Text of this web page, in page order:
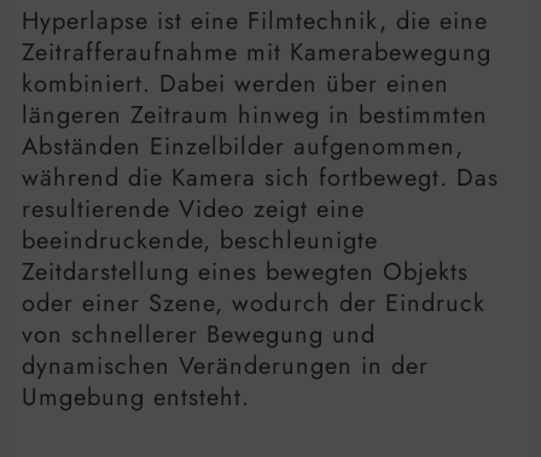
Hyperlapse ist eine Filmtechnik, die eine
Zeitrafferaufnahme mit Kamerabewegung
kombiniert. Dabei werden über einen
längeren Zeitraum hinweg in bestimmten
Abständen Einzelbilder aufgenommen,
während die Kamera sich fortbewegt. Das
resultierende Video zeigt eine
beeindruckende, beschleunigte
Zeitdarstellung eines bewegten Objekts
oder einer Szene, wodurch der Eindruck
von schnellerer Bewegung und
dynamischen Veränderungen in der
Umgebung entsteht.